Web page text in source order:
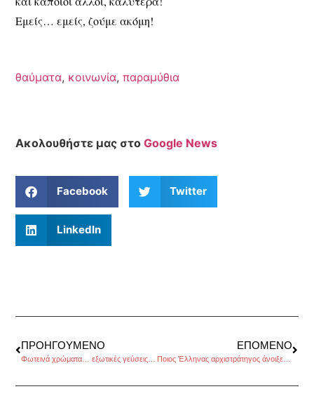
Εμείς… εμείς, ζούμε ακόμη!
θαύματα, κοινωνία,παραμύθια
Ακολουθήστε μας στοGoogle News
Facebook Twitter
LinkedIn
ΠΡΟΗΓΟΎΜΕΝΟ ΕΠΌΜΕΝΟ
Ποιος Έλληνας αρχιστράτηγος άνοιξε τις πόρτες στους Γερμανούς; του Βαγγέλη Γεωργίου